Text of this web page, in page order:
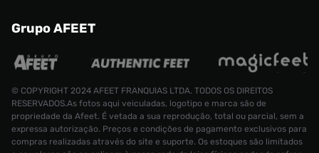
Grupo AFEET
© COPYRIGHT 2024 AFEET FRANQUIAS LTDA. TODOS OS DIREITOS
RESERVADOS.As fotos aqui veiculadas, logotipo e marca são de
propriedade da Afeet. É vetada a sua reprodução, total ou parcial, sem a
expressa autorização. Preços e condições de pagamento exclusivos para
compras realizadas através do site e suporte. Os estoques são limitados